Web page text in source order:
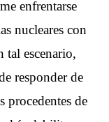
enfrentarse
nucleares con
tal escenario,
responder de
procedentes de